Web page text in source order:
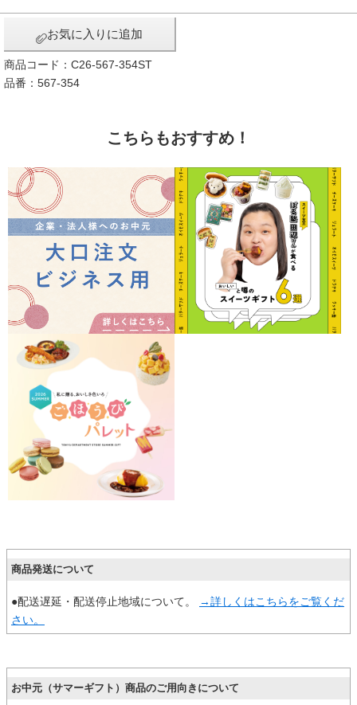
お気に入りに追加
商品コード：C26-567-354ST
品番：567-354
こちらもおすすめ！
商品発送について
●配送遅延・配送停止地域について。
→詳しくはこちらをご覧くだ
さい。
お中元（サマーギフト）商品のご用向きについて